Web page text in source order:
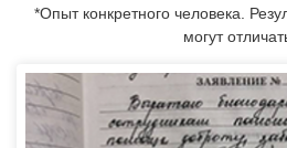
*Опыт конкретного человека.
могут